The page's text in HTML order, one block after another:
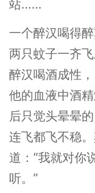
站……
一个醉汉喝得
两只蚊子一齐
醉汉喝酒成性，
他的血液中酒
后只觉头晕晕的
连飞都飞不稳
道：“我就对你
听。”